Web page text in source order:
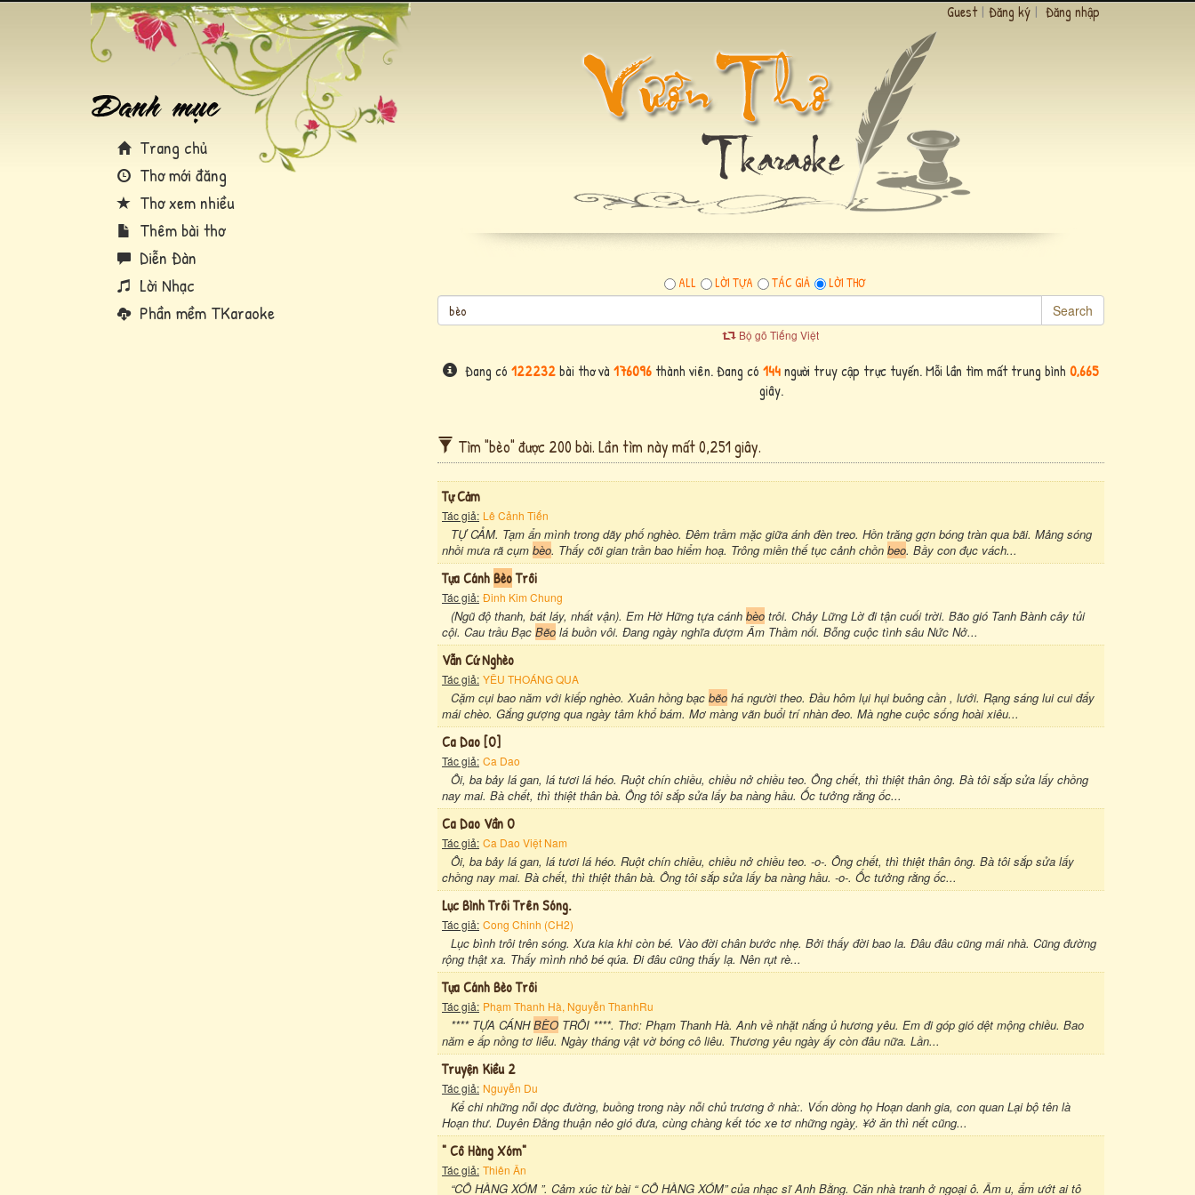
Trang chủ
Thơ mới đăng
Thơ xem nhiều
Thêm bài thơ
Diễn Đàn
Lời Nhạc
Phần mềm TKaraoke
Guest | Đăng ký | Đăng nhập
ALL LỜI TỰA TÁC GIẢ LỜI THƠ
Search
Bộ gõ Tiếng Việt
Đang có 122232bài thơ và 176096 thành viên. Đang có 144người truy cập trực tuyến. Mỗi lần tìm mất trung bình 0,665
giây.
Tìm "bèo" được 200 bài. Lần tìm này mất 0,251 giây.
Tự Cảm
Tác giả: Lê Cảnh Tiến
TỰ CẢM. Tạm ẩn mình trong dãy phố nghèo. Đêm trầm mặc giữa ánh đèn treo. Hồn trăng gợn bóng tràn qua bãi. Mảng sóng
nhồi mưa rã cụm bèo. Thấy cõi gian trần bao hiểm hoạ. Trông miền thế tục cảnh chồn beo. Bầy con đục vách...
Tựa CánhBèoTrôi
Tác giả: Đinh Kim Chung
(Ngũ độ thanh, bát láy, nhất vận). Em Hờ Hững tựa cánh bèo trôi. Chảy Lững Lờ đi tận cuối trời. Bão gió Tanh Bành cây tủi
cội. Cau trầu Bạc Bẽo lá buồn vôi. Đang ngày nghĩa đượm Âm Thầm nối. Bỗng cuộc tình sâu Nức Nở...
Vẫn Cứ Nghèo
Tác giả: YÊU THOÁNG QUA
Cặm cụi bao năm với kiếp nghèo. Xuân hồng bạc bẽo há người theo. Đầu hôm lụi hụi buông cần , lưới. Rạng sáng lui cui đẩy
mái chèo. Gắng gượng qua ngày tâm khổ bám. Mơ màng vãn buổi trí nhàn đeo. Mà nghe cuộc sống hoài xiêu...
Ca Dao [o]
Tác giả: Ca Dao
Ôi, ba bảy lá gan, lá tươi lá héo. Ruột chín chiều, chiều nở chiều teo. Ông chết, thì thiệt thân ông. Bà tôi sắp sửa lấy chồng
nay mai. Bà chết, thì thiệt thân bà. Ông tôi sắp sửa lấy ba nàng hầu. Ốc tưởng rằng ốc...
Ca Dao Vần O
Tác giả: Ca Dao Việt Nam
Ôi, ba bảy lá gan, lá tươi lá héo. Ruột chín chiều, chiều nở chiều teo. -o-. Ông chết, thì thiệt thân ông. Bà tôi sắp sửa lấy
chồng nay mai. Bà chết, thì thiệt thân bà. Ông tôi sắp sửa lấy ba nàng hầu. -o-. Ốc tưởng rằng ốc...
Lục Bình Trôi Trên Sóng.
Tác giả: Cong Chinh (CH2)
Lục bình trôi trên sóng. Xưa kia khi còn bé. Vào đời chân bước nhẹ. Bởi thấy đời bao la. Đâu đâu cũng mái nhà. Cũng đường
rộng thật xa. Thấy mình nhỏ bé qúa. Đi đâu cũng thấy lạ. Nên rụt rè...
Tựa Cánh Bèo Trôi
Tác giả: Phạm Thanh Hà, Nguyễn ThanhRu
**** TỰA CÁNHBÈO TRÔI ****. Thơ: Phạm Thanh Hà. Anh về nhặt nắng ủ hương yêu. Em đi góp gió dệt mộng chiều. Bao
năm e ấp nồng tơ liễu. Ngày tháng vật vờ bóng cô liêu. Thương yêu ngày ấy còn đâu nữa. Lần...
Truyện Kiều 2
Tác giả: Nguyễn Du
Kể chi những nỗi dọc đường, buồng trong này nỗi chủ trương ở nhà:. Vốn dòng họ Hoạn danh gia, con quan Lại bộ tên là
Hoạn thư. Duyên Đằng thuận nẻo gió đưa, cùng chàng kết tóc xe tơ những ngàỵ. ¥ở ăn thì nết cũng...
" Cô Hàng Xóm"
Tác giả: Thiên Ân
“CÔ HÀNG XÓM ”. Cảm xúc từ bài “ CÔ HÀNG XÓM” của nhạc sĩ Anh Bằng. Căn nhà tranh ở ngoại ô. Âm u, ẩm ướt ai tô